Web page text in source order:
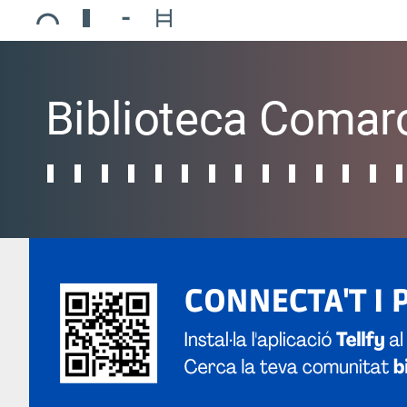
Ajuntament de Mollerussa
Biblioteca Comarcal Jaume Vila
Piscines de Mollerussa